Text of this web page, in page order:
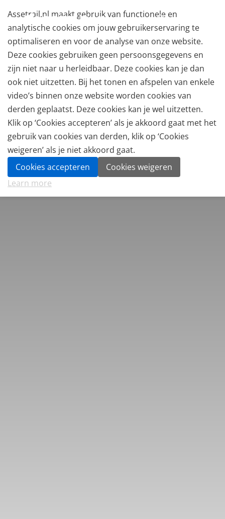
Assetrail.nl maakt gebruik van functionele en
analytische cookies om jouw gebruikerservaring te
optimaliseren en voor de analyse van onze website.
Deze cookies gebruiken geen persoonsgegevens en
zijn niet naar u herleidbaar. Deze cookies kan je dan
ook niet uitzetten. Bij het tonen en afspelen van enkele
video’s binnen onze website worden cookies van
derden geplaatst. Deze cookies kan je wel uitzetten.
Klik op ‘Cookies accepteren’ als je akkoord gaat met het
gebruik van cookies van derden, klik op ‘Cookies
weigeren’ als je niet akkoord gaat.
Cookies accepteren
Cookies weigeren
Learn more